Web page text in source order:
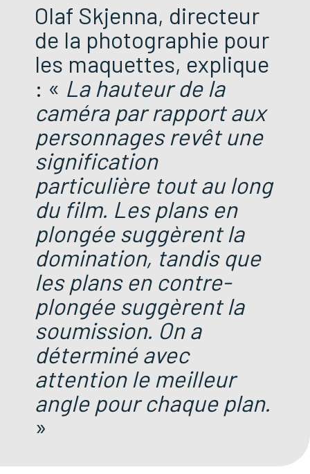
Olaf Skjenna, directeur
de la photographie pour
les maquettes, explique
: « La hauteur de la
caméra par rapport aux
personnages revêt une
signification
particulière tout au long
du film. Les plans en
plongée suggèrent la
domination, tandis que
les plans en contre-
plongée suggèrent la
soumission. On a
déterminé avec
attention le meilleur
angle pour chaque plan.
»